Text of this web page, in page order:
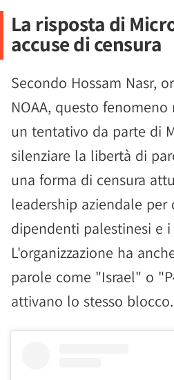
La risposta di
accuse di censura
Secondo Hossam Nasr,
NOAA, questo
un tentativo da parte di
silenziare la libertà di
una forma di censura
leadership aziendale per
dipendenti palestinesi e
L'organizzazione ha
parole come "Israel" o
attivano lo stesso blocco.